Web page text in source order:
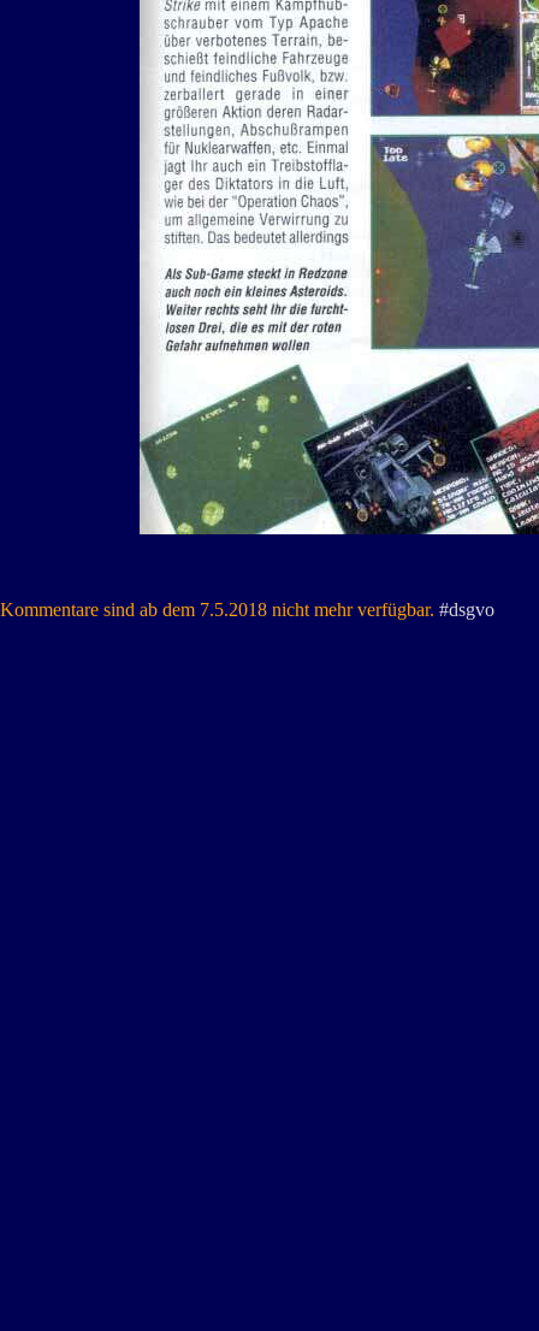
Kommentare sind ab dem 7.5.2018 nicht mehr verfügbar. #dsgvo